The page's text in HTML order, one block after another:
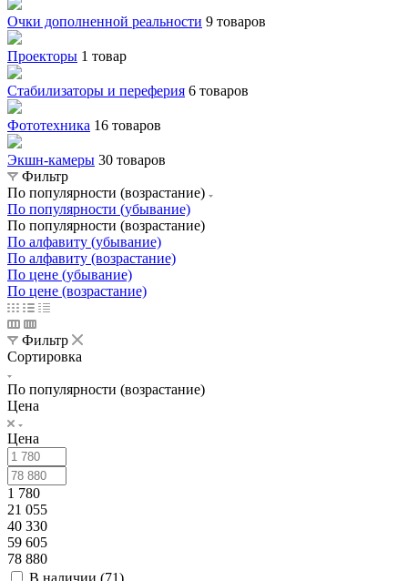
Очки дополненной реальности 9 товаров
Проекторы 1 товар
Стабилизаторы и переферия 6 товаров
Фототехника 16 товаров
Экшн-камеры 30 товаров
Фильтр
По популярности (возрастание)
По популярности (убывание)
По популярности (возрастание)
По алфавиту (убывание)
По алфавиту (возрастание)
По цене (убывание)
По цене (возрастание)
Фильтр
Сортировка
По популярности (возрастание)
Цена
Цена
1 780
21 055
40 330
59 605
78 880
В наличии (71)